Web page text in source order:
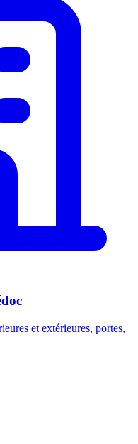
et extérieures, portes,